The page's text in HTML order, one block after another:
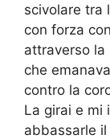
scivolare tra
con forza
attraverso la
che
contro la
La girai e mi
abbassarle